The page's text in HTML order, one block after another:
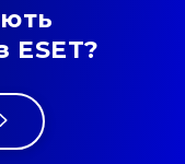
ESET?